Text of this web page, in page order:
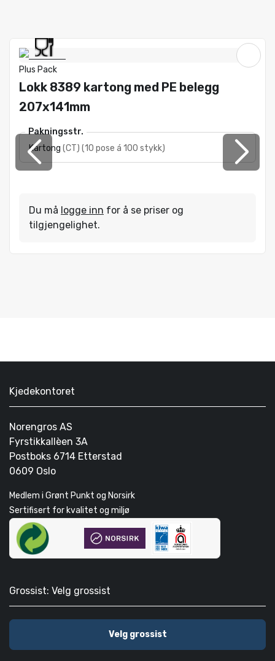
Plus Pack
Lokk 8389 kartong med PE belegg
207x141mm
Pakningsstr.
Kartong (CT) (10 pose á 100 stykk)
Du må logge inn for å se priser og
tilgjengelighet.
Kjedekontoret
Norengros AS
Fyrstikkallèen 3A
Postboks 6714 Etterstad
0609 Oslo
Medlem i Grønt Punkt og Norsirk
Sertifisert for kvalitet og miljø
Grossist: Velg grossist
Velg grossist